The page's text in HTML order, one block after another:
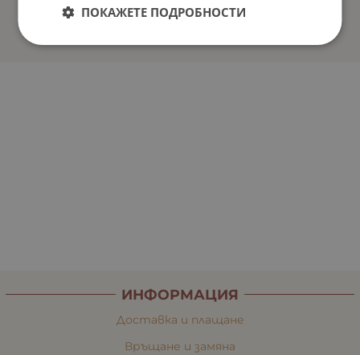
ИНФОРМАЦИЯ
Доставка и плащане
Връщане и замяна
ПОКАЖЕТЕ ПОДРОБНОСТИ